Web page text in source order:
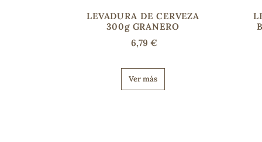
LEVADURA DE CERVEZA
300g GRANERO
6,79 €
Ver más